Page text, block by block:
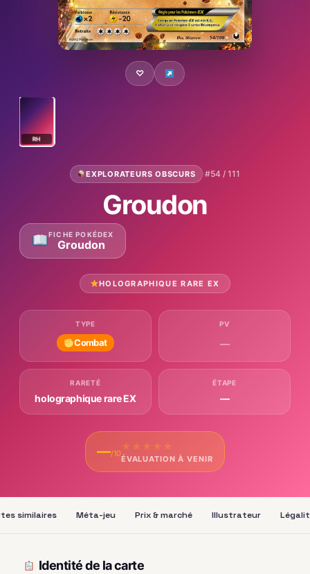
♡
RH
EXPLORATEURS OBSCURS ·#54 / 111
Groudon
FICHE POKÉDEX
Groudon
HOLOGRAPHIQUE RARE EX
TYPE
Combat
PV
—
RARETÉ
holographique rare EX
ÉTAPE
—
—/10
★ ★ ★ ★ ★
ÉVALUATION À VENIR
similaires Méta-jeu Prix & marché Illustrateur
Identité de la carte